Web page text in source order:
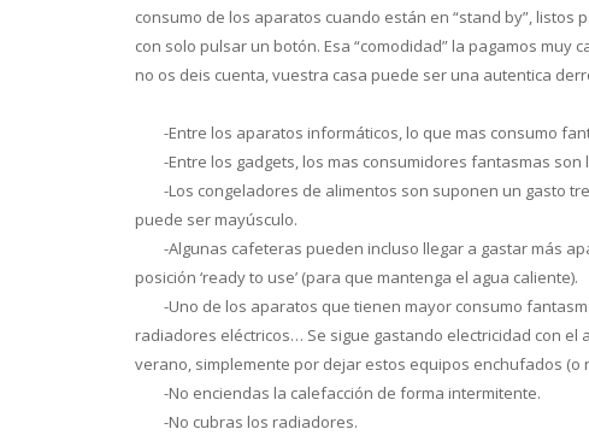
consumo de los aparatos cuando están en “stand by”,
con solo pulsar un botón. Esa “comodidad” la pagamos
no os deis cuenta, vuestra casa puede ser una autentica
-Entre los aparatos informáticos, lo que mas consumo
-Entre los gadgets, los mas consumidores fantasmas
-Los congeladores de alimentos son suponen un gasto
puede ser mayúsculo.
-Algunas cafeteras pueden incluso llegar a gastar más
posición ‘ready to use’ (para que mantenga el agua caliente).
-Uno de los aparatos que tienen mayor consumo
radiadores eléctricos… Se sigue gastando electricidad con
verano, simplemente por dejar estos equipos enchufados
-No enciendas la calefacción de forma intermitente.
-No cubras los radiadores.